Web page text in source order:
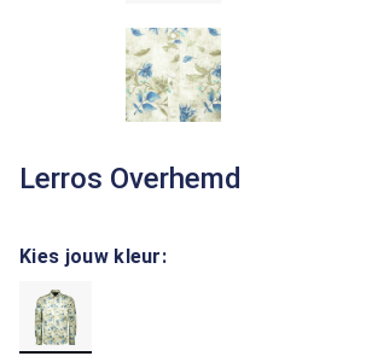
Lerros Overhemd
Kies jouw kleur: